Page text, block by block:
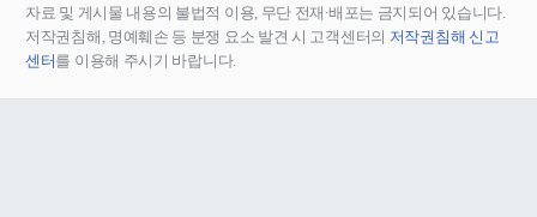
자료 및 게시물 내용의 불법적 이용, 무단 전재∙배포는 금지되어 있습니다.
저작권침해, 명예훼손 등 분쟁 요소 발견 시 고객센터의 저작권침해 신고
센터를 이용해 주시기 바랍니다.